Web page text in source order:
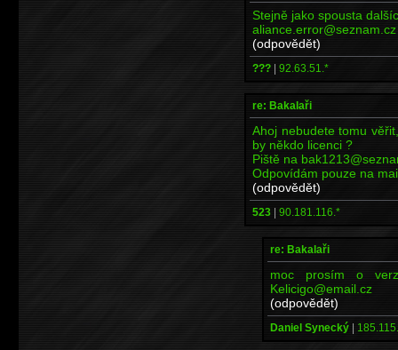
Stejně jako spousta
(odpovědět)
??? | 92.63.51.*
re: Bakalaři
Ahoj nebudete tomu
by někdo licenci ?
Piště na
Odpovídám pouze na
(odpovědět)
523 | 90.181.116.*
re: Bakalaři
moc prosím o
Kelicigo@email.cz
(odpovědět)
Daniel Synecký |